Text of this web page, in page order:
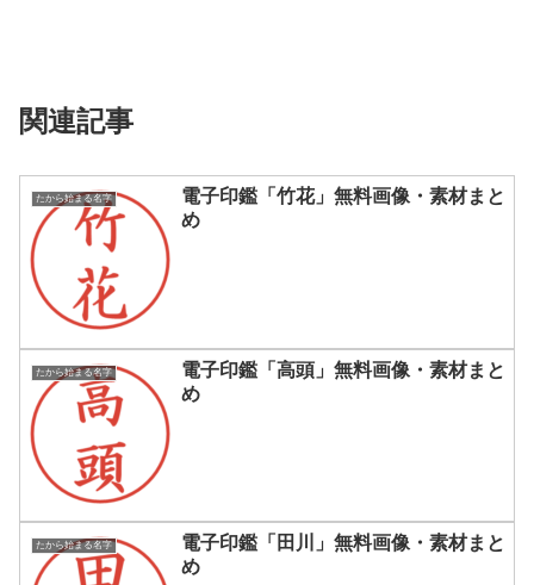
関連記事
たから始まる名字
電子印鑑「竹花」無料画像・素材まと
め
たから始まる名字
電子印鑑「高頭」無料画像・素材まと
め
たから始まる名字
電子印鑑「田川」無料画像・素材まと
め